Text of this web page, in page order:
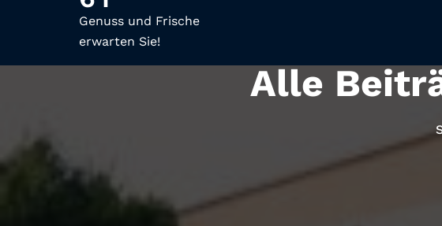
Genuss und Frische
erwarten Sie!
Alle